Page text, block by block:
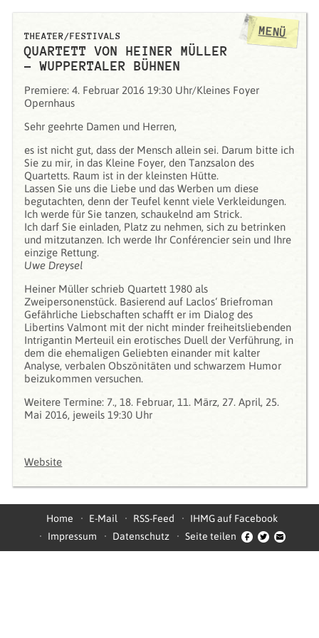
THEATER/FESTIVALS
QUARTETT VON HEINER MÜLLER
- WUPPERTALER BÜHNEN
Premiere: 4. Februar 2016 19:30 Uhr/Kleines Foyer
Opernhaus
Sehr geehrte Damen und Herren,
es ist nicht gut, dass der Mensch allein sei. Darum bitte ich
Sie zu mir, in das Kleine Foyer, den Tanzsalon des
Quartetts. Raum ist in der kleinsten Hütte.
Lassen Sie uns die Liebe und das Werben um diese
begutachten, denn der Teufel kennt viele Verkleidungen.
Ich werde für Sie tanzen, schaukelnd am Strick.
Ich darf Sie einladen, Platz zu nehmen, sich zu betrinken
und mitzutanzen. Ich werde Ihr Conférencier sein und Ihre
einzige Rettung.
Uwe Dreysel
Heiner Müller schrieb Quartett 1980 als
Zweipersonenstück. Basierend auf Laclos‘ Briefroman
Gefährliche Liebschaften schafft er im Dialog des
Libertins Valmont mit der nicht minder freiheitsliebenden
Intrigantin Merteuil ein erotisches Duell der Verführung, in
dem die ehemaligen Geliebten einander mit kalter
Analyse, verbalen Obszönitäten und schwarzem Humor
beizukommen versuchen.
Weitere Termine: 7., 18. Februar, 11. März, 27. April, 25.
Mai 2016, jeweils 19:30 Uhr
Website
MENÜ
Home E-Mail RSS-Feed
IHMG auf Facebook
Impressum
Datenschutz Seite teilen